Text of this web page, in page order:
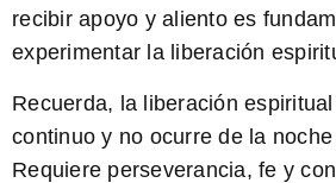
recibir apoyo y aliento es
experimentar la liberación
Recuerda, la liberación
continuo y no ocurre de la
Requiere perseverancia, fe y